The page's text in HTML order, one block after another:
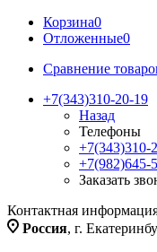
Корзина0
Отложенные0
Сравнение
+7(343)310-20-19
Назад
Телефоны
+7(343)310-
+7(982)645-
Заказать
Контактная
Россия, г.